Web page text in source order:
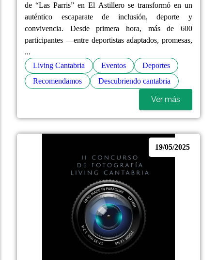
de “Las Parris” en El Astillero se transformó en un
auténtico escaparate de inclusión, deporte y
convivencia. Desde primera hora, más de 600
participantes —entre deportistas adaptados, promesas,
...
Living Cantabria
Eventos
Deportes
Recomendamos
Descubriendo cantabria
Ver más
19/05/2025